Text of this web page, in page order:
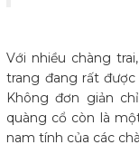
Với nhiều chàng
trang đang rất
Không đơn giản
quàng cổ còn là
nam tính của các